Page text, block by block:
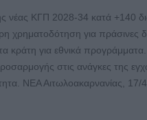
νέας ΚΓΠ 2028-34 κατά +140
χρηματοδότηση για πράσινες
κράτη για εθνικά
στις ανάγκες της
ΝΕΑ Αιτωλοακαρνανίας, 17/